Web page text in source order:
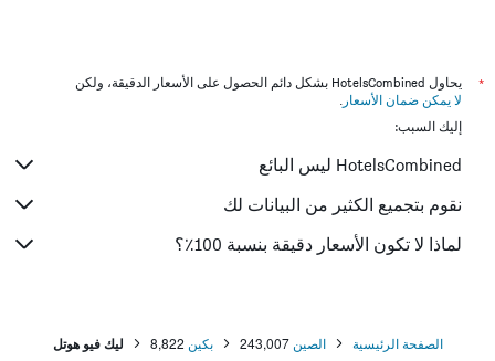
*
يحاول HotelsCombined بشكل دائم الحصول على الأسعار الدقيقة، ولكن
لا يمكن ضمان الأسعار .
إليك السبب:
HotelsCombined ليس البائع
نقوم بتجميع الكثير من البيانات لك
لماذا لا تكون الأسعار دقيقة بنسبة 100٪؟
الصفحة الرئيسية الصين 243,007 بكين 8,822 ليك فيو هوتل